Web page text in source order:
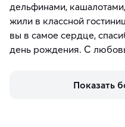
дельфинами,
жили в классной
вы в самое сердце,
день рождения. С
Показать